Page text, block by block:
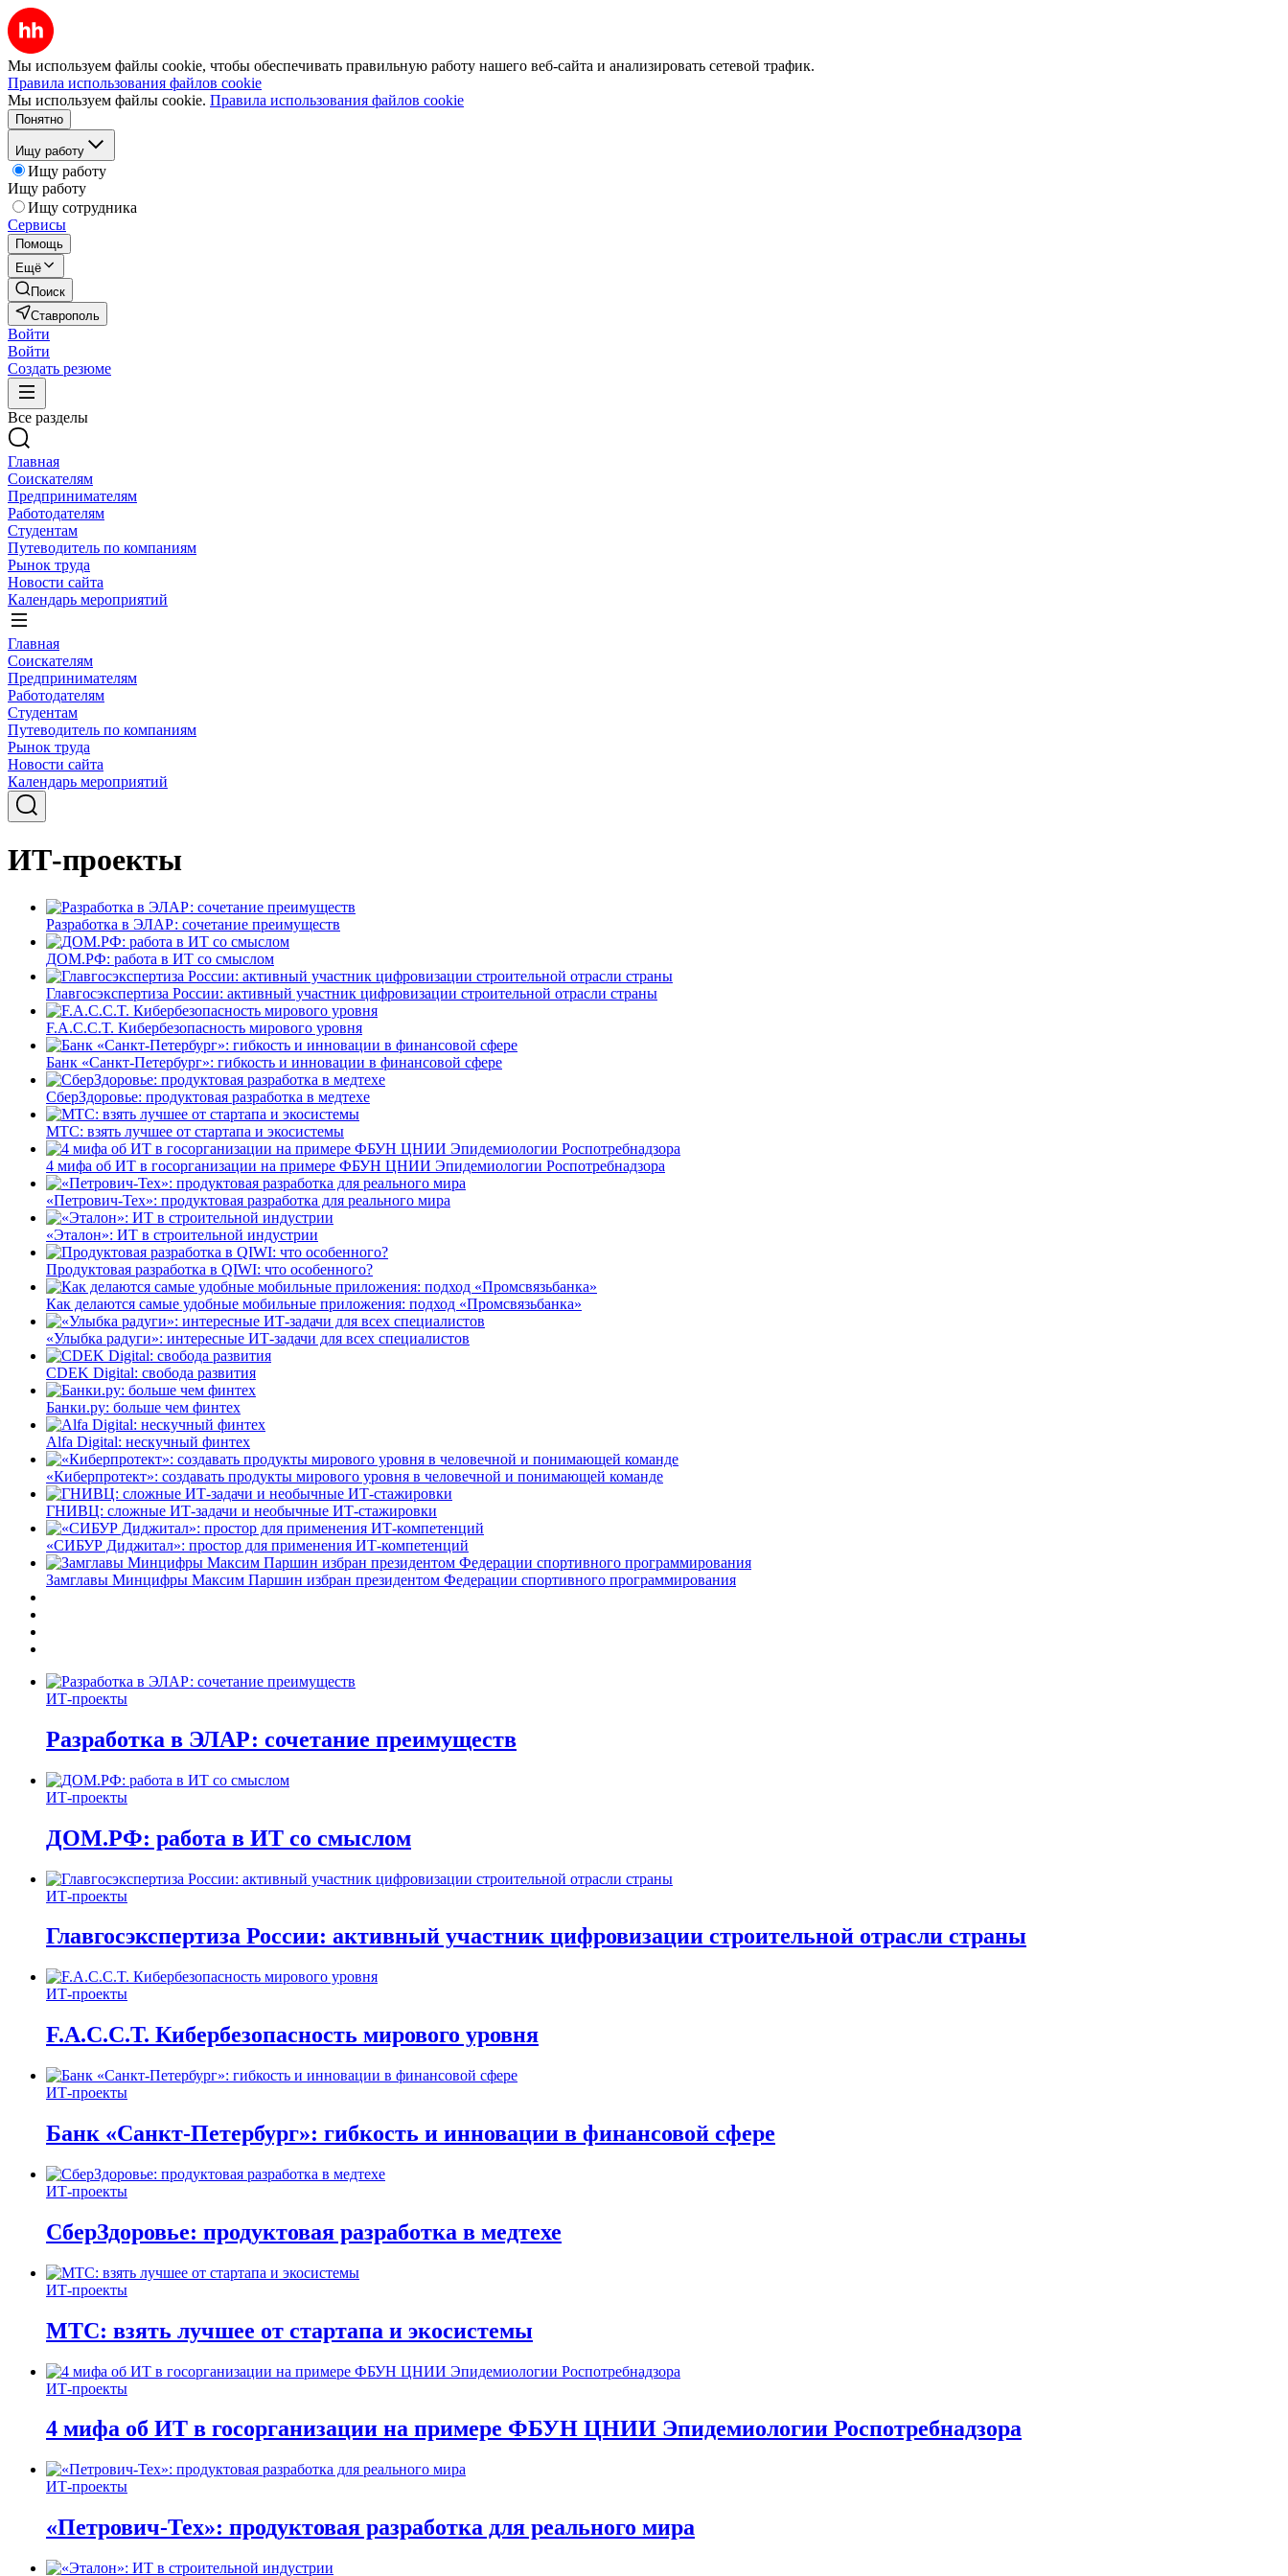
Мы используем файлы cookie, чтобы обеспечивать правильную работу нашего веб-сайта и анализировать сетевой трафик.
Правила использования файлов cookie
Мы используем файлы cookie. Правила использования файлов cookie
Понятно
Ищу работу
Ищу работу
Ищу работу
Ищу сотрудника
Сервисы
Помощь
Ещё
Поиск
Ставрополь
Войти
Войти
Создать резюме
Все разделы
Главная
Соискателям
Предпринимателям
Работодателям
Студентам
Путеводитель по компаниям
Рынок труда
Новости сайта
Календарь мероприятий
Главная
Соискателям
Предпринимателям
Работодателям
Студентам
Путеводитель по компаниям
Рынок труда
Новости сайта
Календарь мероприятий
ИТ-проекты
Разработка в ЭЛАР: сочетание преимуществ
ДОМ.РФ: работа в ИТ со смыслом
Главгосэкспертиза России: активный участник цифровизации строительной отрасли страны
F.A.C.C.T. Кибербезопасность мирового уровня
Банк «Санкт-Петербург»: гибкость и инновации в финансовой сфере
СберЗдоровье: продуктовая разработка в медтехе
МТС: взять лучшее от стартапа и экосистемы
4 мифа об ИТ в госорганизации на примере ФБУН ЦНИИ Эпидемиологии Роспотребнадзора
«Петрович-Тех»: продуктовая разработка для реального мира
«Эталон»: ИТ в строительной индустрии
Продуктовая разработка в QIWI: что особенного?
Как делаются самые удобные мобильные приложения: подход «Промсвязьбанка»
«Улыбка радуги»: интересные ИТ-задачи для всех специалистов
CDEK Digital: свобода развития
Банки.ру: больше чем финтех
Alfa Digital: нескучный финтех
«Киберпротект»: создавать продукты мирового уровня в человечной и понимающей команде
ГНИВЦ: сложные ИТ‑задачи и необычные ИТ‑стажировки
«СИБУР Диджитал»: простор для применения ИТ-компетенций
Замглавы Минцифры Максим Паршин избран президентом Федерации спортивного программирования
ИТ-проекты
Разработка в ЭЛАР: сочетание преимуществ
ИТ-проекты
ДОМ.РФ: работа в ИТ со смыслом
ИТ-проекты
Главгосэкспертиза России: активный участник цифровизации строительной отрасли страны
ИТ-проекты
F.A.C.C.T. Кибербезопасность мирового уровня
ИТ-проекты
Банк «Санкт-Петербург»: гибкость и инновации в финансовой сфере
ИТ-проекты
СберЗдоровье: продуктовая разработка в медтехе
ИТ-проекты
МТС: взять лучшее от стартапа и экосистемы
ИТ-проекты
4 мифа об ИТ в госорганизации на примере ФБУН ЦНИИ Эпидемиологии Роспотребнадзора
ИТ-проекты
«Петрович-Тех»: продуктовая разработка для реального мира